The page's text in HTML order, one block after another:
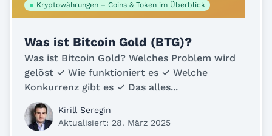
Kryptowährungen – Coins & Token im Überblick
Was ist Bitcoin Gold (BTG)?
Was ist Bitcoin Gold? Welches Problem wird
gelöst ✓ Wie funktioniert es ✓ Welche
Konkurrenz gibt es ✓ Das alles...
Kirill Seregin
Aktualisiert: 28. März 2025